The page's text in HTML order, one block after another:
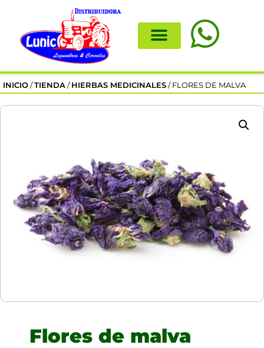
INICIO /TIENDA / HIERBAS MEDICINALES / FLORES DE MALVA
Flores de malva